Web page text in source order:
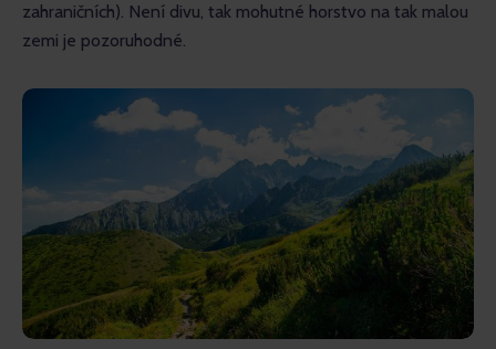
zahraničních). Není divu, tak mohutné horstvo na tak malou
zemi je pozoruhodné.